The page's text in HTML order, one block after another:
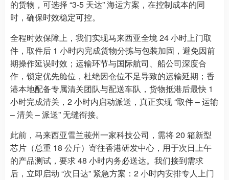
的货物，可选择 “3-5 天达” 海运方案，在控制成本的同
时，确保时效稳定可控。
全程时效保障上，我们实现马来西亚全境 24 小时上门取
件，取件后 1 小时内完成货物分拣与包装加固，避免因前
期操作延误时效；运输环节与国际航司、船公司深度合
作，锁定优先舱位，杜绝因仓位不足导致的运输延期；香
港本地配备专属清关团队与配送车队，货物抵港后最快 1
小时完成清关，2 小时内启动派送，真正实现 “取件 – 运输
– 清关 – 派送” 无缝衔接。
此前，马来西亚雪兰莪州一家科技公司，需将 20 箱新型
芯片（总重 18 公斤）寄往香港研发中心，用于次日上午
的产品测试，要求 48 小时内务必送达。我们接到需求
后，立即启动 “次日达” 紧急方案：2 小时内安排专人上门